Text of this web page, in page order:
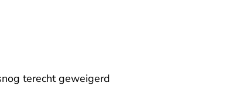
terecht geweigerd